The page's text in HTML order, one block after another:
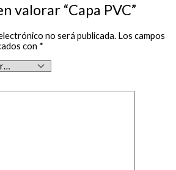
valorar “Capa PVC”
no será publicada. Los campos
con *